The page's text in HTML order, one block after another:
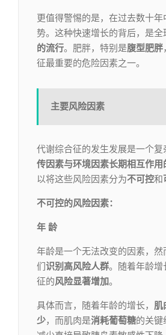
更值得警惕的是，在过去数十年
势。这种快速增长的背后，是全
的流行。肥胖，特别是腹型肥胖
征最重要的危险因素之一。
主要风险因素
代谢综合征的发生发展是一个复
传因素与环境因素长期相互作用
以将这些风险因素分为不可控和
不可控的风险因素：
年 龄
年龄是一个无法改变的因素，
们识别高风险人群。随着年龄增
征的风险显著增加。
具体而言，随着年龄的增长， 肌
少，而肌肉是消耗葡萄糖的关键